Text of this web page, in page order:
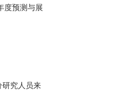
度预测与展
研究人员来